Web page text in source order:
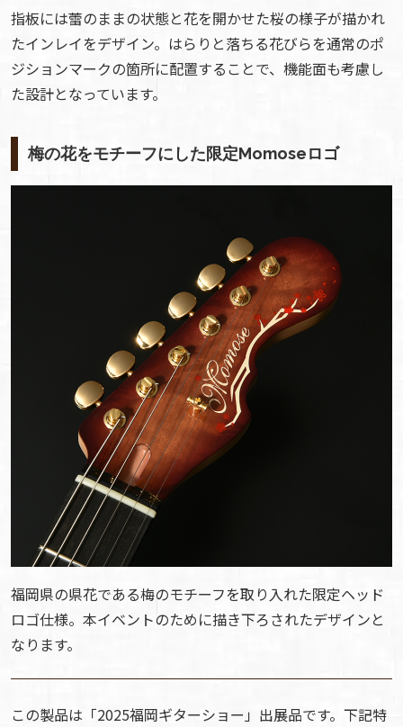
指板には蕾のままの状態と花を開かせた桜の様子が描かれ
たインレイをデザイン。はらりと落ちる花びらを通常のポ
ジションマークの箇所に配置することで、機能面も考慮し
た設計となっています。
梅の花をモチーフにした限定Momoseロゴ
福岡県の県花である梅のモチーフを取り入れた限定ヘッド
ロゴ仕様。本イベントのために描き下ろされたデザインと
なります。
この製品は「2025福岡ギターショー」出展品です。下記特